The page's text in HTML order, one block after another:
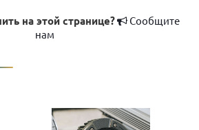
на этой странице?
Сообщите
нам